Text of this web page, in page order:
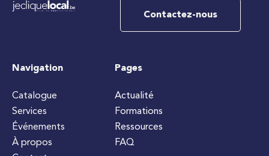
Contactez-nous
Navigation
Catalogue
Services
Événements
À propos
Pages
Actualité
Formations
Ressources
FAQ